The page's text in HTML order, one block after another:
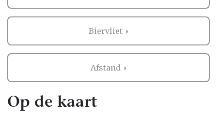
Biervliet
Afstand
Op de kaart